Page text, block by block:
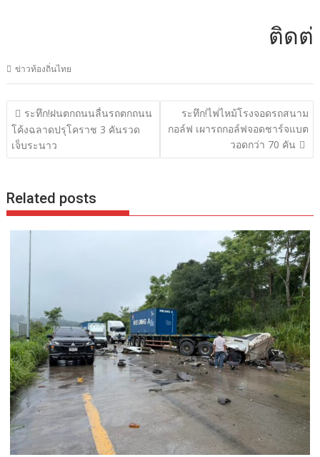
ติดต่อโฆ
ข่าวท้องถิ่นไทย
แนะแนว
เรื่อง
ระทึก!ฝนตกถนนลื่นรถตกถนน
โค้งฉลาดปรุโคราช 3 คันรวด
เจ็บระนาว
ระทึก!ไฟไหม้โรงจอดรถสนาม
กอล์ฟ เผารถกอล์ฟจอดชาร์จแบต
วอดกว่า 70 คัน
Related posts